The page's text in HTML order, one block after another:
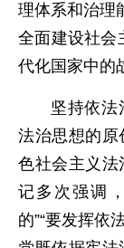
理体系和治理
全面建设社会
代化国家中的
坚持依法
法治思想的
色社会主义法
记多次强调
的”“要发挥依